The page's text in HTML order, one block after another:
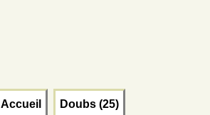
Accueil Doubs (25)